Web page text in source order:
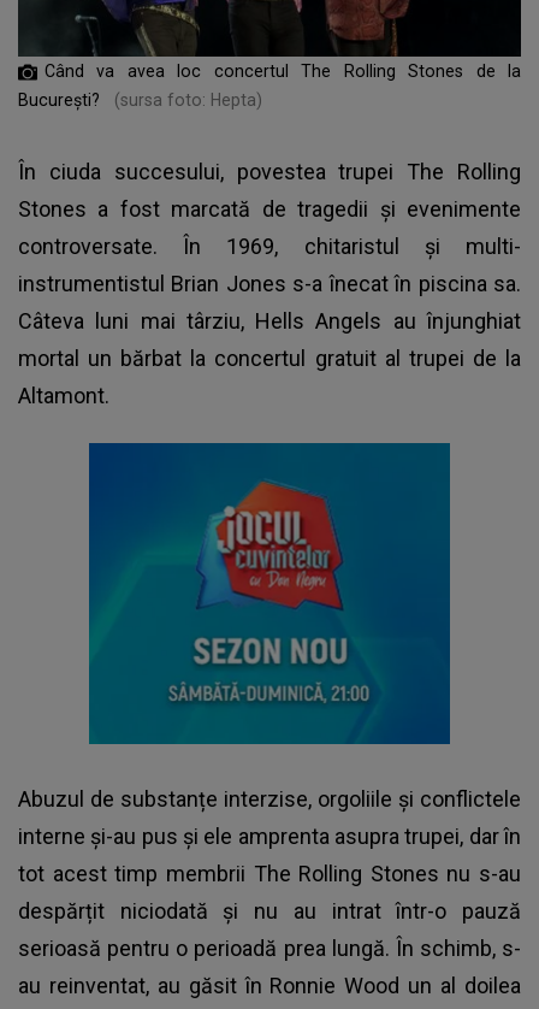
Când va avea loc concertul The Rolling Stones de la
București?
(sursa foto: Hepta)
În ciuda succesului, povestea trupei The Rolling
Stones a fost marcată de tragedii și evenimente
controversate. În 1969, chitaristul și multi-
instrumentistul Brian Jones s-a înecat în piscina sa.
Câteva luni mai târziu, Hells Angels au înjunghiat
mortal un bărbat la concertul gratuit al trupei de la
Altamont.
Abuzul de substanțe interzise, orgoliile și conflictele
interne și-au pus și ele amprenta asupra trupei, dar în
tot acest timp membrii The Rolling Stones nu s-au
despărțit niciodată și nu au intrat într-o pauză
serioasă pentru o perioadă prea lungă. În schimb, s-
au reinventat, au găsit în Ronnie Wood un al doilea